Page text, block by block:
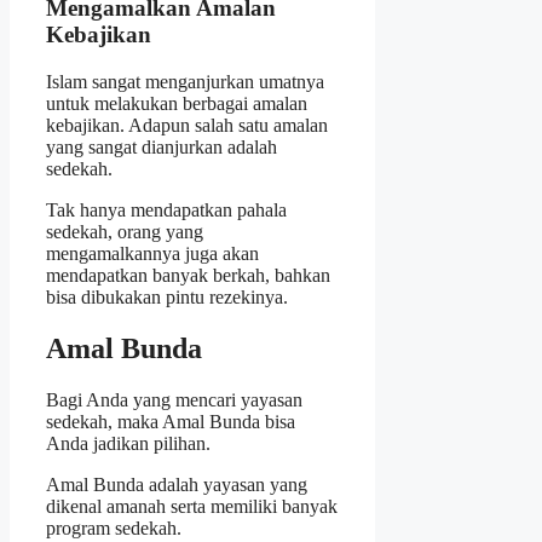
Mengamalkan Amalan
Kebajikan
Islam sangat menganjurkan umatnya
untuk melakukan berbagai amalan
kebajikan. Adapun salah satu amalan
yang sangat dianjurkan adalah
sedekah.
Tak hanya mendapatkan pahala
sedekah, orang yang
mengamalkannya juga akan
mendapatkan banyak berkah, bahkan
bisa dibukakan pintu rezekinya.
Amal Bunda
Bagi Anda yang mencari yayasan
sedekah, maka Amal Bunda bisa
Anda jadikan pilihan.
Amal Bunda adalah yayasan yang
dikenal amanah serta memiliki banyak
program sedekah.